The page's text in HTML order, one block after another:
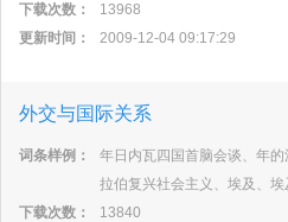
下载次数：
13968
更新时间：
2009-12-04 09:17:29
外交与国际关系
词条样例：
年日内瓦四国首脑会谈、年
拉伯复兴社会主义、埃及、
下载次数：
13840